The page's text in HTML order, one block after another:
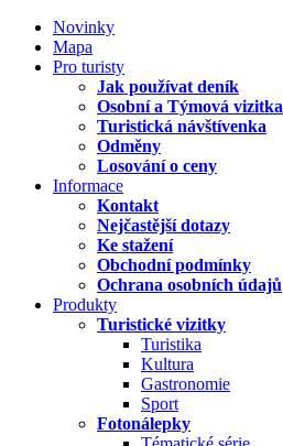
Novinky
Mapa
Pro turisty
Jak používat deník
Osobní a Týmová vizitka
Turistická návštívenka
Odměny
Losování o ceny
Informace
Kontakt
Nejčastější dotazy
Ke stažení
Obchodní podmínky
Ochrana osobních údajů
Produkty
Turistické vizitky
Turistika
Kultura
Gastronomie
Sport
Fotonálepky